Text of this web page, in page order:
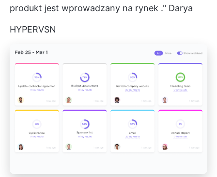
produkt jest wprowadzany na rynek ." Darya
HYPERVSN